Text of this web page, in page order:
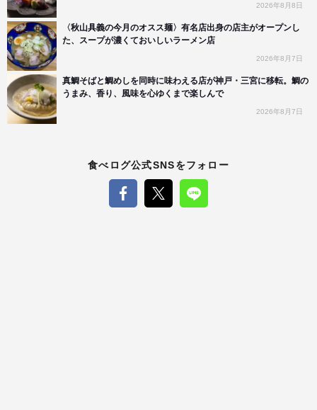
2026年8月8日
〈秋山具義の今月のオスス麺〉有名店出身の店主がオープンし
た、スープが濃くておいしいラーメン店
2026年8月7日
真鯛そばと鯛めしを同時に味わえる店が神戸・三宮に移転。鯛の
うまみ、香り、風味を心ゆくまで楽しんで
2026年8月7日
食べログ公式SNSをフォロー